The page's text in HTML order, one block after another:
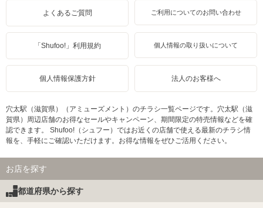
よくあるご質問 ご利用についてのお問い合わせ
「Shufoo!」利用規約 個人情報の取り扱いについて
個人情報保護方針 法人のお客様へ
穴太駅（滋賀県）（アミューズメント）のチラシ一覧ページです。穴太駅（滋
賀県）周辺店舗のお得なセールやキャンペーン、期間限定の特売情報などを確
認できます。 Shufoo!（シュフー）ではお近くの店舗で使える最新のチラシ情
報を、手軽にご確認いただけます。お得な情報をぜひご活用ください。
お店を探す
都道府県から探す